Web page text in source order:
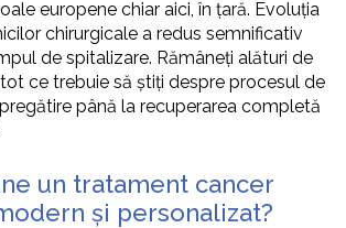
europene chiar aici, în țară. Evoluția
chirurgicale a redus semnificativ
de spitalizare. Rămâneți alături de
ce trebuie să știți despre procesul de
până la recuperarea completă
un tratament cancer
și personalizat?